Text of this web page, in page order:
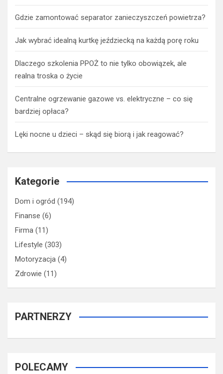
Gdzie zamontować separator zanieczyszczeń powietrza?
Jak wybrać idealną kurtkę jeździecką na każdą porę roku
Dlaczego szkolenia PPOŻ to nie tylko obowiązek, ale
realna troska o życie
Centralne ogrzewanie gazowe vs. elektryczne – co się
bardziej opłaca?
Lęki nocne u dzieci – skąd się biorą i jak reagować?
Kategorie
Dom i ogród (194)
Finanse (6)
Firma (11)
Lifestyle (303)
Motoryzacja (4)
Zdrowie (11)
PARTNERZY
POLECAMY